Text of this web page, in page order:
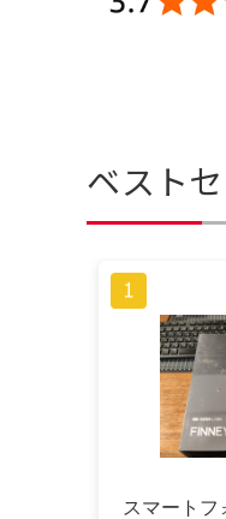
ベスト
スマートフ